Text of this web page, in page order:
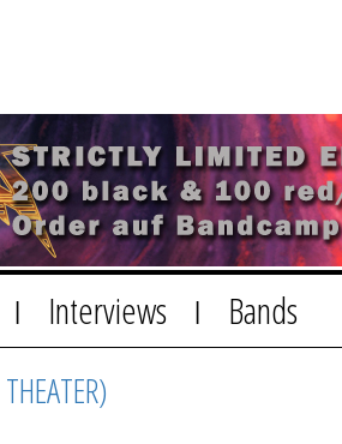
Interviews Bands